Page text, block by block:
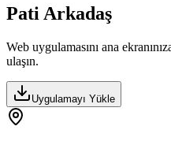
Pati Arkadaş
Web uygulamasını ana
ulaşın.
Uygulamayı Yükle